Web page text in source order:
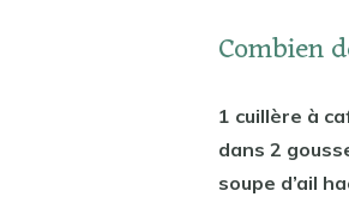
Combien
1 cuillère à
dans 2
soupe d’ail